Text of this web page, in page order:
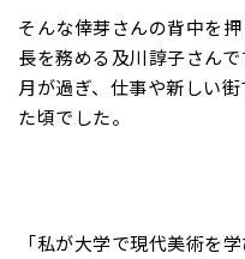
そんな倖芽さんの背中を
長を務める及川諄子さん
月が過ぎ、仕事や新しい
た頃でした。
「私が大学で現代美術を